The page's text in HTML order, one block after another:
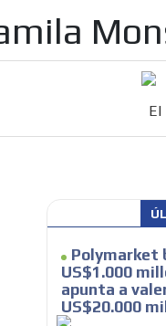
El
Polymarket
US$1.000
apunta a
US$20.000